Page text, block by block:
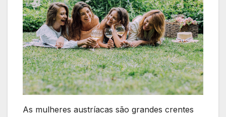
As mulheres austríacas são grandes crentes